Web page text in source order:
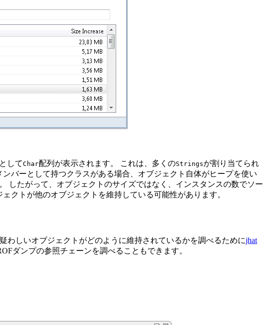
してChar配列が表示されます。 これは、多くのStringsが割り当てられ
ンバーとして持つクラスがある場合、オブジェクト自体がヒープを使い
したがって、オブジェクトのサイズではなく、インスタンスの数でソー
クトが他のオブジェクトを維持している可能性があります。
わしいオブジェクトがどのように維持されているかを調べるためにjhat
ダンプの参照チェーンを調べることもできます。